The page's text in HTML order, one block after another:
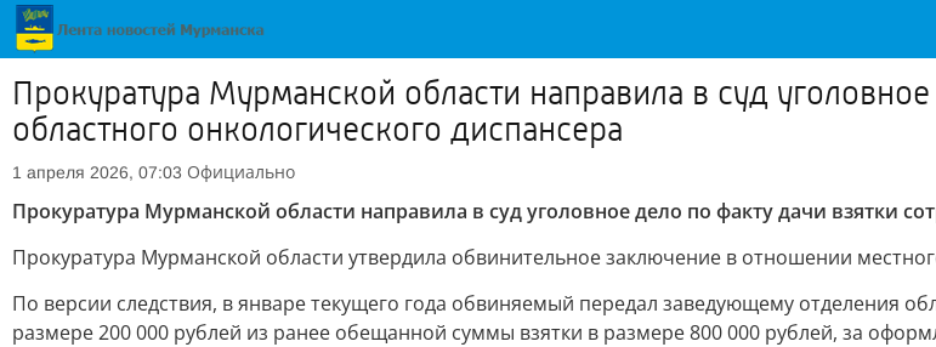
Прокуратура Мурманской области направила в суд
областного онкологического диспансера
1 апреля 2026, 07:03 Официально
Прокуратура Мурманской области направила в суд уголовное дело по факту дачи взятки
Прокуратура Мурманской области утвердила обвинительное заключение в отношении
По версии следствия, в январе текущего года обвиняемый передал заведующему отделения
размере 200 000 рублей из ранее обещанной суммы взятки в размере 800 000 рублей, за